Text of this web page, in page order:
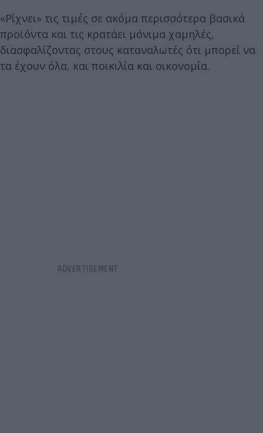
«Ρίχνει» τις τιμές σε ακόμα περισσότερα βασικά
προϊόντα και τις κρατάει μόνιμα χαμηλές,
διασφαλίζοντας στους καταναλωτές ότι μπορεί να
τα έχουν όλα, και ποικιλία και οικονομία.